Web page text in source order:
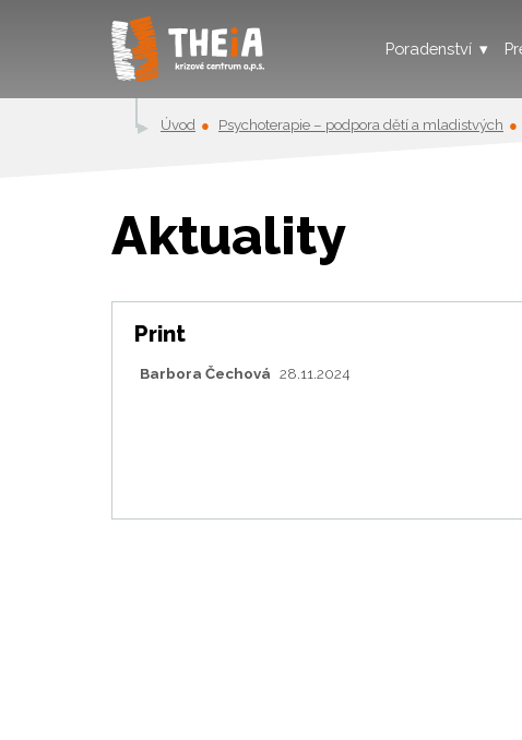
Poradenství
Úvod Psychoterapie – podpora dětí a mladistvých
Aktuality
Print
Barbora Čechová 28.11.2024